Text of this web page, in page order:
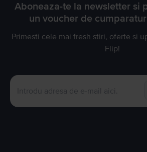
Aboneaza-te la newsletter si
un voucher de
Primesti cele mai fresh stiri, oferte si
Flip!